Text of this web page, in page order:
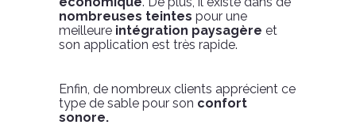
nombreuses teintes pour une
meilleure intégration paysagère et
son application est très rapide.
Enfin, de nombreux clients apprécient ce
type de sable pour son confort
sonore.